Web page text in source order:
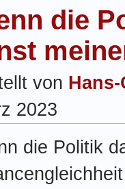
die
von
2023
die Politik